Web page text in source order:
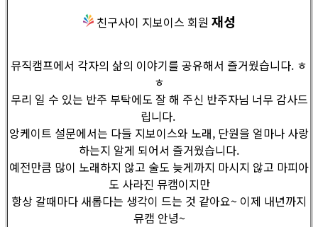
친구사이 지보이스 회원 재성
뮤직캠프에서 각자의 삶의 이야기를 공유해서 즐거웠습니다. ㅎ
ㅎ
무리 일 수 있는 반주 부탁에도 잘 해 주신 반주자님 너무 감사드
립니다.
앙케이트 설문에서는 다들 지보이스와 노래, 단원을 얼마나 사랑
하는지 알게 되어서 즐거웠습니다.
예전만큼 많이 노래하지 않고 술도 늦게까지 마시지 않고 마피아
도 사라진 뮤캠이지만
항상 갈때마다 새롭다는 생각이 드는 것 같아요~ 이제 내년까지
뮤캠 안녕~